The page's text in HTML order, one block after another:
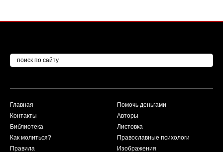
Главная
Контакты
Библиотека
Как молиться?
Правила
Помочь деньгами
Авторы
Листовка
Православные психологи
Изображения